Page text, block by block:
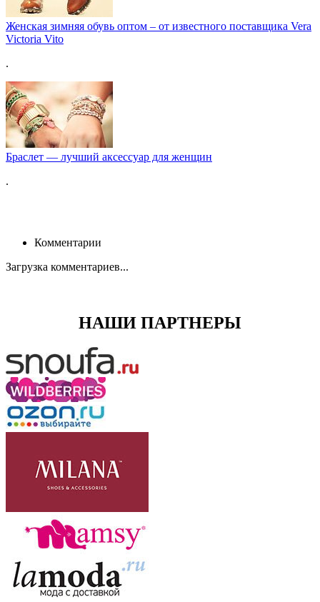
Женская зимняя обувь оптом – от известного поставщика Vera
Victoria Vito
.
Браслет — лучший аксессуар для женщин
.
Комментарии
Загрузка комментариев...
НАШИ ПАРТНЕРЫ